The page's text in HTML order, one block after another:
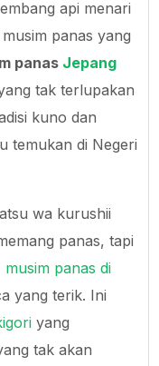
api menari
panas yang
panas Jepang
tak terlupakan
kuno dan
temukan di Negeri
wa kurushii
panas, tapi
musim panas di
yang terik. Ini
yang
tak akan